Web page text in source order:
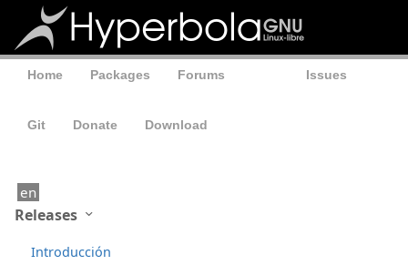
Home Packages Forums Issues
Git Donate Download
en
Releases
Introducción